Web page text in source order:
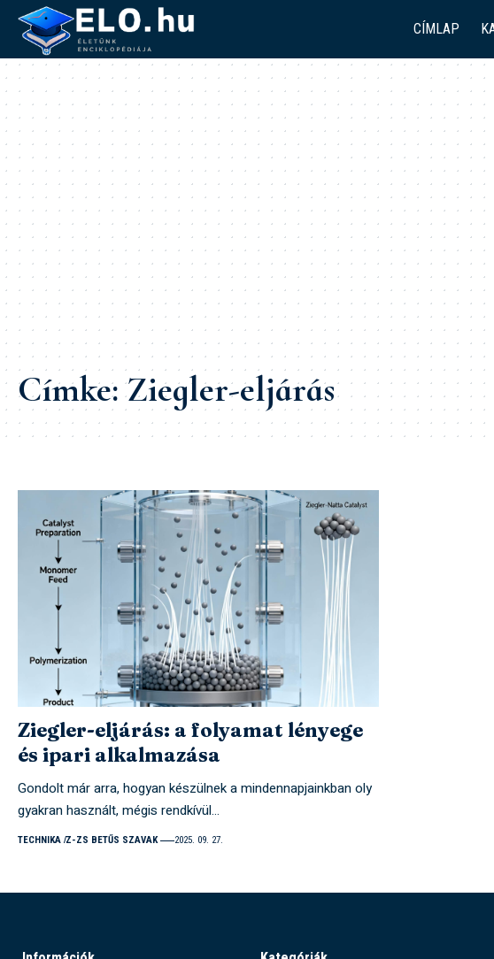
CÍMLAP
Címke:Ziegler-eljárás
Ziegler-eljárás: a folyamat lényege
és ipari alkalmazása
Gondolt már arra, hogyan készülnek a mindennapjainkban oly
gyakran használt, mégis rendkívül…
TECHNIKA Z-ZS BETŰS SZAVAK 2025. 09. 27.